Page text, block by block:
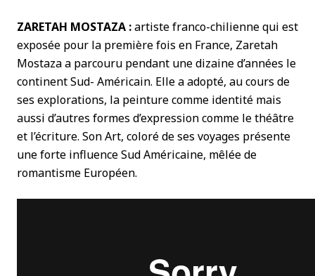
ZARETAH MOSTAZA :artiste franco-chilienne qui est
exposée pour la première fois en France, Zaretah
Mostaza a parcouru pendant une dizaine d’années le
continent Sud- Américain. Elle a adopté, au cours de
ses explorations, la peinture comme identité mais
aussi d’autres formes d’expression comme le théâtre
et l’écriture. Son Art, coloré de ses voyages présente
une forte influence Sud Américaine, mêlée de
romantisme Européen.